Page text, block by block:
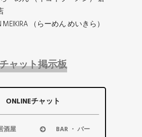
MEIKIRA （らーめん めいきら）
ャット掲示板
ONLINEチャット
酒屋 BAR ・ バー